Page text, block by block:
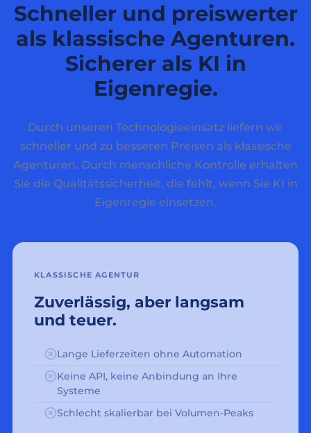
Schneller und preiswerter
als klassische Agenturen.
Sicherer als KI in
Eigenregie.
Durch unseren Technologieeinsatz liefern wir
schneller und zu besseren Preisen als klassische
Agenturen. Durch menschliche Kontrolle erhalten
Sie die Qualitätssicherheit, die fehlt, wenn Sie KI in
Eigenregie einsetzen.
KLASSISCHE AGENTUR
Zuverlässig, aber langsam
und teuer.
Lange Lieferzeiten ohne Automation
Keine API, keine Anbindung an Ihre
Systeme
Schlecht skalierbar bei Volumen-Peaks